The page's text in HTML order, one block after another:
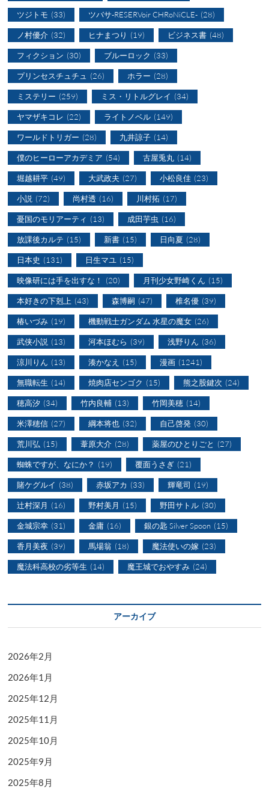
ツジトモ (33) ツバサ-RESERVoir CHRoNiCLE- (28)
ノ村優介 (32) ヒナまつり (19) ビジネス書 (48)
フィクション (30) ブルーロック (33)
プリンセスチュチュ (26) ホラー (28)
ミステリー (259) ミス・リトルグレイ (34)
ヤマザキコレ (22) ライトノベル (149)
ワールドトリガー (28) 九井諒子 (14)
僕のヒーローアカデミア (54) 古屋兎丸 (14)
堀越耕平 (49) 大武政夫 (27) 小松良佳 (23)
小説 (72) 尚村透 (16) 川村拓 (17)
憂国のモリアーティ (13) 成田芋虫 (16)
放課後カルテ (15) 新書 (15) 日向夏 (28)
日本史 (131) 日生マユ (15)
映像研には手を出すな！ (20) 月刊少女野崎くん (15)
本好きの下剋上 (43) 森博嗣 (47) 椎名優 (39)
椿いづみ (19) 機動戦士ガンダム 水星の魔女 (26)
武侠小説 (13) 河本ほむら (39) 浅野りん (36)
涼川りん (13) 湊かなえ (15) 漫画 (1241)
無職転生 (14) 焼肉店センゴク (15) 熊之股鍵次 (24)
穂高汐 (34) 竹内良輔 (13) 竹岡美穂 (14)
米澤穂信 (27) 綱本将也 (32) 自己啓発 (30)
荒川弘 (15) 葦原大介 (28) 薬屋のひとりごと (27)
蜘蛛ですが、なにか？ (19) 覆面うさぎ (21)
賭ケグルイ (38) 赤坂アカ (33) 輝竜司 (19)
辻村深月 (16) 野村美月 (15) 野田サトル (30)
金城宗幸 (31) 金庸 (16) 銀の匙 Silver Spoon (15)
香月美夜 (39) 馬場翁 (18) 魔法使いの嫁 (23)
魔法科高校の劣等生 (14) 魔王城でおやすみ (24)
アーカイブ
2026年2月
2026年1月
2025年12月
2025年11月
2025年10月
2025年9月
2025年8月